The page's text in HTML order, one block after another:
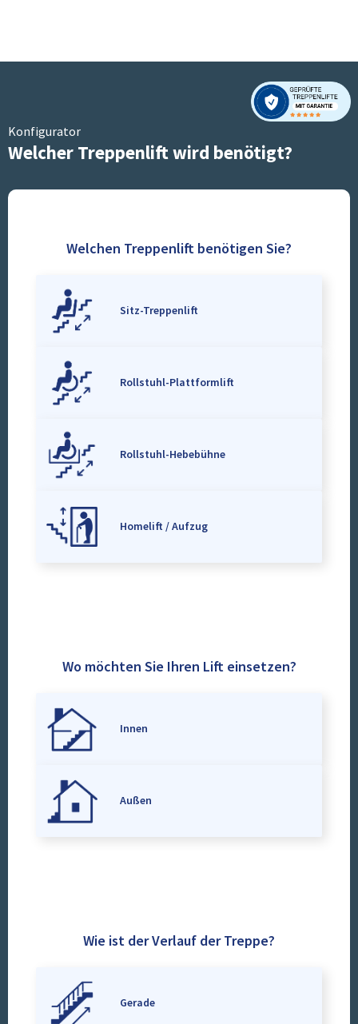
Konfigurator
Welcher Treppenlift wird benötigt?
Welchen Treppenlift benötigen Sie?
Sitz-Treppenlift
Rollstuhl-Plattformlift
Rollstuhl-Hebebühne
Homelift / Aufzug
Wo möchten Sie Ihren Lift einsetzen?
Innen
Außen
Wie ist der Verlauf der Treppe?
Gerade